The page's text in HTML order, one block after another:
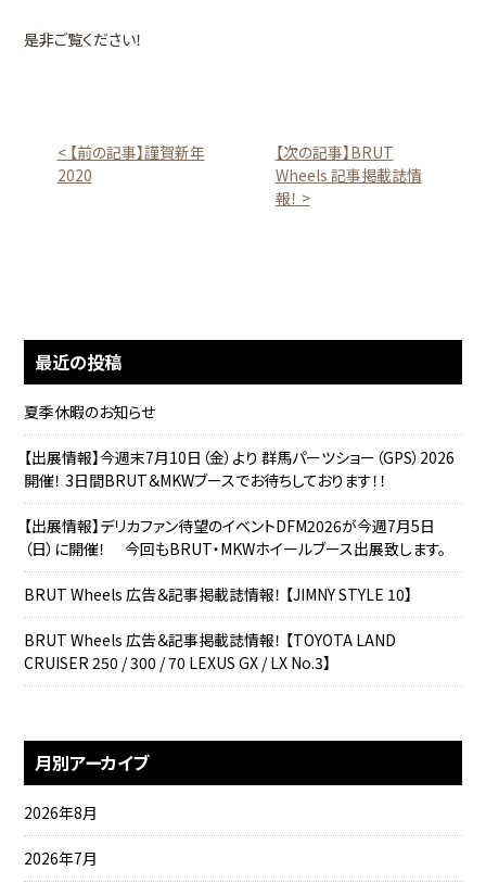
是非ご覧ください！
< 【前の記事】謹賀新年
2020
【次の記事】BRUT
Wheels 記事掲載誌情
報！ >
最近の投稿
夏季休暇のお知らせ
【出展情報】今週末7月10日（金）より 群馬パーツショー（GPS）2026
開催！ 3日間BRUT＆MKWブースでお待ちしております！！
【出展情報】デリカファン待望のイベントDFM2026が今週7月5日
（日）に開催！ 今回もBRUT・MKWホイールブース出展致します。
BRUT Wheels 広告＆記事掲載誌情報！ 【JIMNY STYLE 10】
BRUT Wheels 広告＆記事掲載誌情報！ 【TOYOTA LAND
CRUISER 250 / 300 / 70 LEXUS GX / LX No.3】
月別アーカイブ
2026年8月
2026年7月